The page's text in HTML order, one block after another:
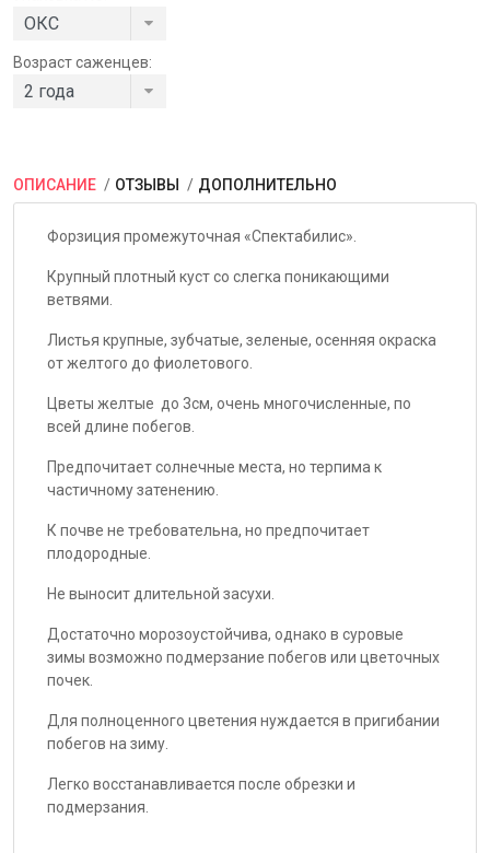
Возраст саженцев:
ОПИСАНИЕ ОТЗЫВЫ ДОПОЛНИТЕЛЬНО
Форзиция промежуточная «Спектабилис».
Крупный плотный куст со слегка поникающими
ветвями.
Листья крупные, зубчатые, зеленые, осенняя окраска
от желтого до фиолетового.
Цветы желтые до 3см, очень многочисленные, по
всей длине побегов.
Предпочитает солнечные места, но терпима к
частичному затенению.
К почве не требовательна, но предпочитает
плодородные.
Не выносит длительной засухи.
Достаточно морозоустойчива, однако в суровые
зимы возможно подмерзание побегов или цветочных
почек.
Для полноценного цветения нуждается в пригибании
побегов на зиму.
Легко восстанавливается после обрезки и
подмерзания.